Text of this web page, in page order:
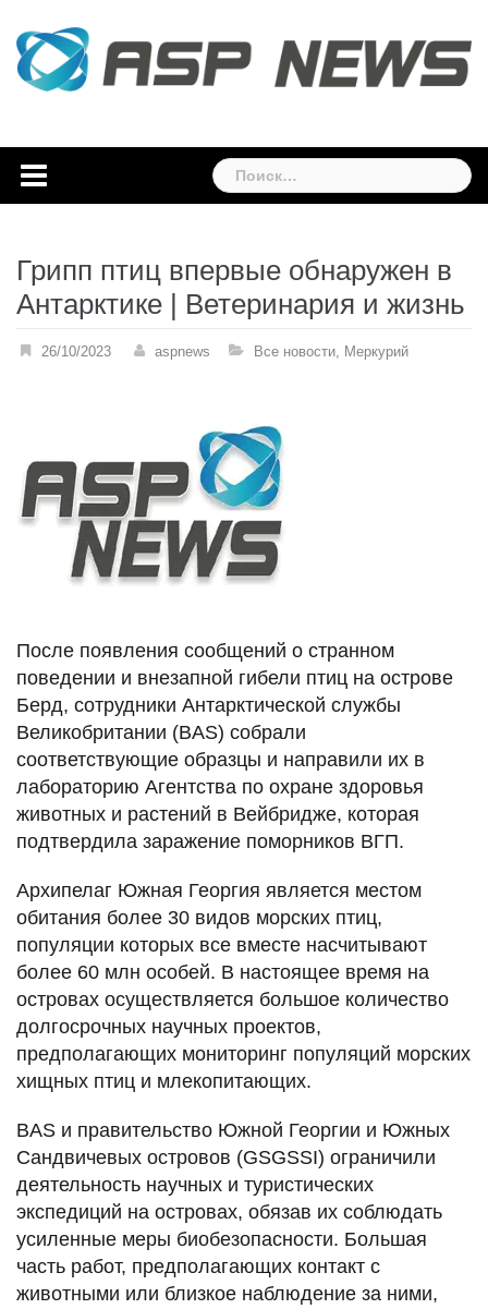
content
Найти:
Грипп птиц впервые обнаружен в
Антарктике | Ветеринария и жизнь
26/10/2023 aspnews Все новости, Меркурий
После появления сообщений о странном
поведении и внезапной гибели птиц на острове
Берд, сотрудники Антарктической службы
Великобритании (BAS) собрали
соответствующие образцы и направили их в
лабораторию Агентства по охране здоровья
животных и растений в Вейбридже, которая
подтвердила заражение поморников ВГП.
Архипелаг Южная Георгия является местом
обитания более 30 видов морских птиц,
популяции которых все вместе насчитывают
более 60 млн особей. В настоящее время на
островах осуществляется большое количество
долгосрочных научных проектов,
предполагающих мониторинг популяций морских
хищных птиц и млекопитающих.
BAS и правительство Южной Георгии и Южных
Сандвичевых островов (GSGSSI) ограничили
деятельность научных и туристических
экспедиций на островах, обязав их соблюдать
усиленные меры биобезопасности. Большая
часть работ, предполагающих контакт с
животными или близкое наблюдение за ними,